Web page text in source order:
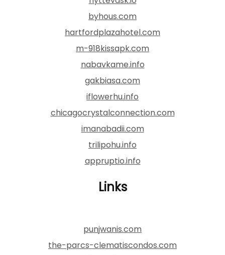
byhous.com
hartfordplazahotel.com
m-918kissapk.com
nabavkame.info
gakbiasa.com
iflowerhu.info
chicagocrystalconnection.com
imanabadii.com
trilipohu.info
appruptio.info
Links
punjwanis.com
the-parcs-clematiscondos.com